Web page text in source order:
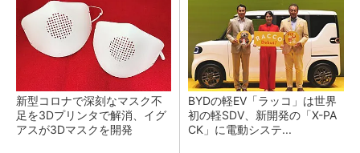
新型コロナで深刻なマスク不
足を3Dプリンタで解消、イグ
アスが3Dマスクを開発
BYDの軽EV「ラッコ」は世界
初の軽SDV、新開発の「X-PA
CK」に電動システ...